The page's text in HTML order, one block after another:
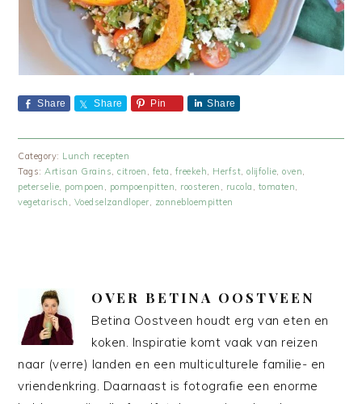
Share Share Pin Share
Category: Lunch recepten
Tags: Artisan Grains ,citroen feta freekeh Herfst ,olijfolie ,oven
peterselie pompoen pompoenpitten roosteren rucola tomaten
vegetarisch
Voedselzandloper zonnebloempitten
OVER BETINA OOSTVEEN
Betina Oostveen houdt erg van eten en
koken. Inspiratie komt vaak van reizen
naar (verre) landen en een multiculturele familie- en
vriendenkring. Daarnaast is fotografie een enorme